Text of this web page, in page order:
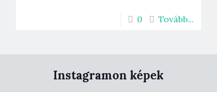
0 Tovább...
Instagramon képek